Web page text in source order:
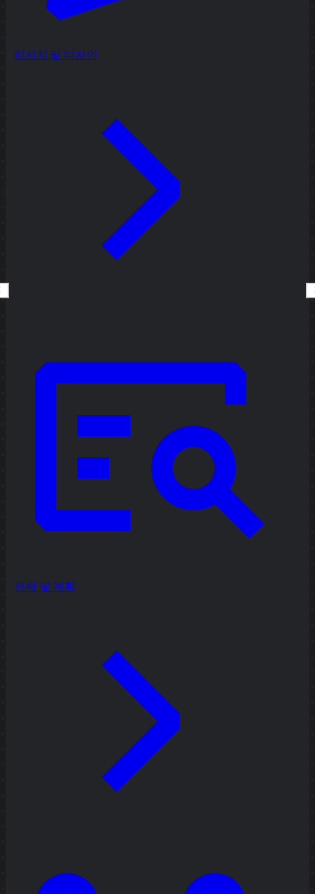
리서치 및 디자인
전략 및 계획